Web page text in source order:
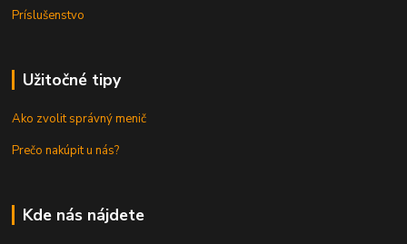
Príslušenstvo
Užitočné tipy
Ako zvolit správný menič
Prečo nakúpit u nás?
Kde nás nájdete